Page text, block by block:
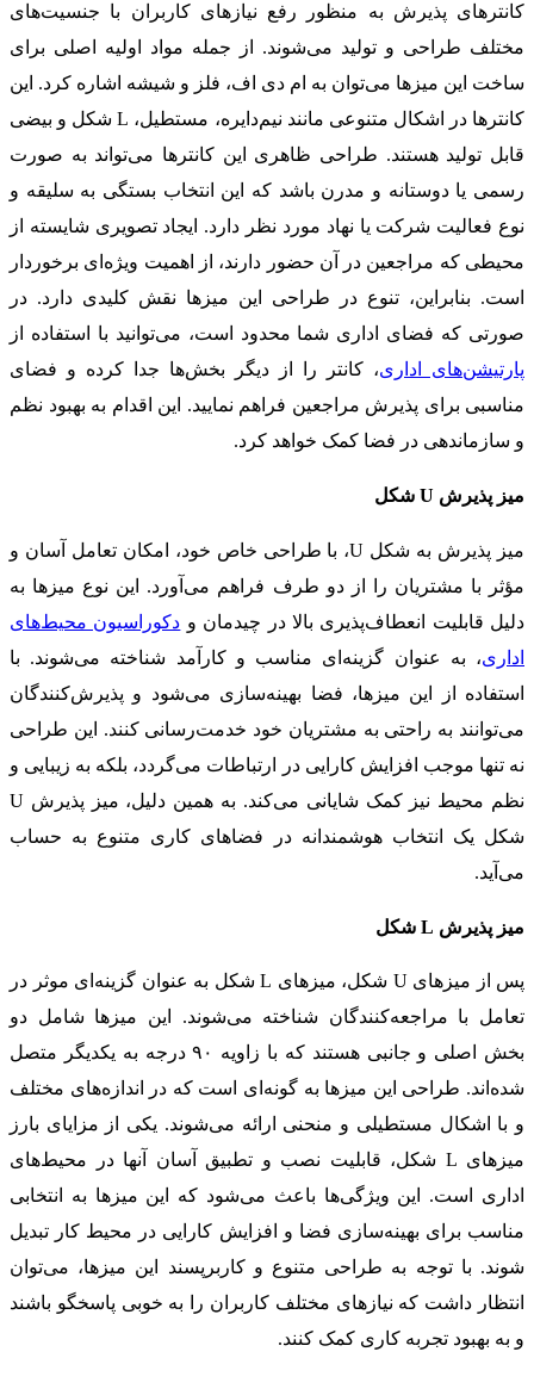
کانترهای پذیرش به منظور رفع نیازهای کاربران با جنسیت‌های
مختلف طراحی و تولید می‌شوند. از جمله مواد اولیه اصلی برای
ساخت این میزها می‌توان به ام دی اف، فلز و شیشه اشاره کرد. این
کانترها در اشکال متنوعی مانند نیم‌دایره، مستطیل، L شکل و بیضی
قابل تولید هستند. طراحی ظاهری این کانترها می‌تواند به صورت
رسمی یا دوستانه و مدرن باشد که این انتخاب بستگی به سلیقه و
نوع فعالیت شرکت یا نهاد مورد نظر دارد. ایجاد تصویری شایسته از
محیطی که مراجعین در آن حضور دارند، از اهمیت ویژه‌ای برخوردار
است. بنابراین، تنوع در طراحی این میزها نقش کلیدی دارد. در
صورتی که فضای اداری شما محدود است، می‌توانید با استفاده از
پارتیشن‌های اداری، کانتر را از دیگر بخش‌ها جدا کرده و فضای
مناسبی برای پذیرش مراجعین فراهم نمایید. این اقدام به بهبود نظم
و سازماندهی در فضا کمک خواهد کرد.
میز پذیرش U شکل
میز پذیرش به شکل U، با طراحی خاص خود، امکان تعامل آسان و
مؤثر با مشتریان را از دو طرف فراهم می‌آورد. این نوع میزها به
دلیل قابلیت انعطاف‌پذیری بالا در چیدمان و دکوراسیون محیط‌های
اداری، به عنوان گزینه‌ای مناسب و کارآمد شناخته می‌شوند. با
استفاده از این میزها، فضا بهینه‌سازی می‌شود و پذیرش‌کنندگان
می‌توانند به راحتی به مشتریان خود خدمت‌رسانی کنند. این طراحی
نه تنها موجب افزایش کارایی در ارتباطات می‌گردد، بلکه به زیبایی و
نظم محیط نیز کمک شایانی می‌کند. به همین دلیل، میز پذیرش U
شکل یک انتخاب هوشمندانه در فضاهای کاری متنوع به حساب
می‌آید.
میز پذیرش L شکل
پس از میزهای U شکل، میزهای L شکل به عنوان گزینه‌ای موثر در
تعامل با مراجعه‌کنندگان شناخته می‌شوند. این میزها شامل دو
بخش اصلی و جانبی هستند که با زاویه ۹۰ درجه به یکدیگر متصل
شده‌اند. طراحی این میزها به گونه‌ای است که در اندازه‌های مختلف
و با اشکال مستطیلی و منحنی ارائه می‌شوند. یکی از مزایای بارز
میزهای L شکل، قابلیت نصب و تطبیق آسان آنها در محیط‌های
اداری است. این ویژگی‌ها باعث می‌شود که این میزها به انتخابی
مناسب برای بهینه‌سازی فضا و افزایش کارایی در محیط کار تبدیل
شوند. با توجه به طراحی متنوع و کاربرپسند این میزها، می‌توان
انتظار داشت که نیازهای مختلف کاربران را به خوبی پاسخگو باشند
و به بهبود تجربه کاری کمک کنند.